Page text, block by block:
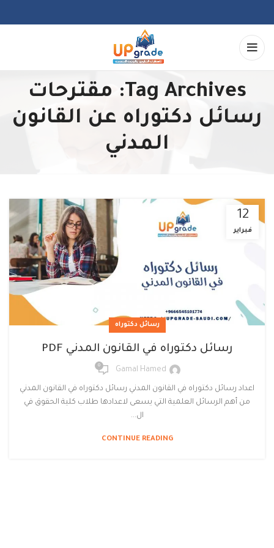
Tag Archives: مقترحات
رسائل دكتوراه عن القانون
المدني
12
فبراير
رسائل دكتوراه
رسائل دكتوراه في القانون المدني PDF
Gamal Hamed
0
اعداد رسائل دكتوراه في القانون المدني رسائل دكتوراه في القانون المدني
من أهم الرسائل العلمية التي يسعى لاعدادها طلاب كلية الحقوق في
ال...
CONTINUE READING